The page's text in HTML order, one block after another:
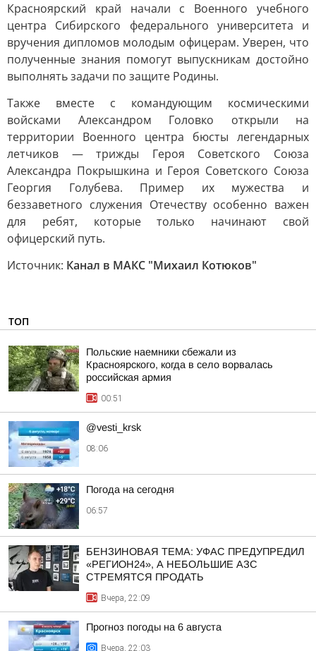
Красноярский край начали с Военного учебного
центра Сибирского федерального университета и
вручения дипломов молодым офицерам. Уверен, что
полученные знания помогут выпускникам достойно
выполнять задачи по защите Родины.
Также вместе с командующим космическими
войсками Александром Головко открыли на
территории Военного центра бюсты легендарных
летчиков — трижды Героя Советского Союза
Александра Покрышкина и Героя Советского Союза
Георгия Голубева. Пример их мужества и
беззаветного служения Отечеству особенно важен
для ребят, которые только начинают свой
офицерский путь.
Источник: Канал в МАКС "Михаил Котюков"
ТОП
Польские наемники сбежали из
Красноярского, когда в село ворвалась
российская армия
00:51
@vesti_krsk
08:06
Погода на сегодня
06:57
БЕНЗИНОВАЯ ТЕМА: УФАС ПРЕДУПРЕДИЛ
«РЕГИОН24», А НЕБОЛЬШИЕ АЗС
СТРЕМЯТСЯ ПРОДАТЬ
Вчера, 22:09
Прогноз погоды на 6 августа
Вчера, 22:03